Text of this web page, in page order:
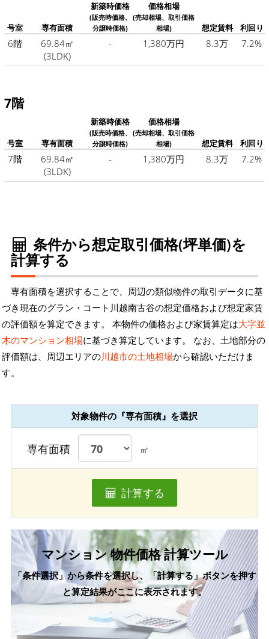
号室 専有面積
新築時価格
(販売時価格、
分譲時価格)
価格相場
(売却相場、取引価格
相場)
想定賃料 利回り
6階
69.84㎡
(3LDK)
- 1,380万円 8.3万 7.2%
7階
号室 専有面積
新築時価格
(販売時価格、
分譲時価格)
価格相場
(売却相場、取引価格
相場)
想定賃料 利回り
7階
69.84㎡
(3LDK)
- 1,380万円 8.3万 7.2%
条件から想定取引価格(坪単価)を
計算する
専有面積を選択することで、周辺の類似物件の取引データに基
づき現在のグラン・コート川越南古谷の想定価格および想定家賃
の評価額を算定できます。 本物件の価格および家賃算定は大字並
木のマンション相場に基づき算定しています。 なお、土地部分の
評価額は、周辺エリアの川越市の土地相場から確認いただけま
す。
対象物件の『専有面積』を選択
専有面積 ㎡
計算する
マンション 物件価格 計算ツール
「条件選択」から条件を選択し、「計算する」ボタンを押す
と算定結果がここに表示されます。